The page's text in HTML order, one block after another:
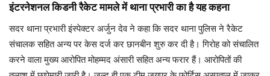
इंटरनेशनल किडनी रैकेट मामले में थाना प्रभारी का है यह कहना
सदर थाना प्रभारी इंस्पेक्टर अर्जुन देव ने कहा कि सदर थाना पुलिस ने रैकेट
संचालक सहित अन्य पर केस दर्ज कर छानबीन शुरु कर दी है। गिरोह को संचालित
करने वाला मुख्य आरोपित मोहम्मद अंसारी सहित अन्य फरार हैं। आरोपितों की